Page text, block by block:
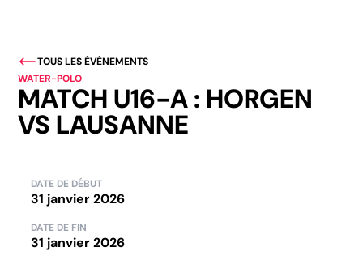
TOUS LES ÉVÉNEMENTS
WATER-POLO
MATCH U16-A : HORGEN
VS LAUSANNE
DATE DE DÉBUT
31 janvier 2026
DATE DE FIN
31 janvier 2026